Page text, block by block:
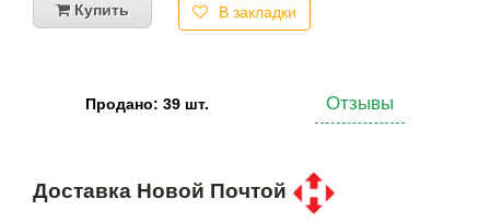
Купить В закладки
Продано: 39 шт. Отзывы
Доставка Новой Почтой